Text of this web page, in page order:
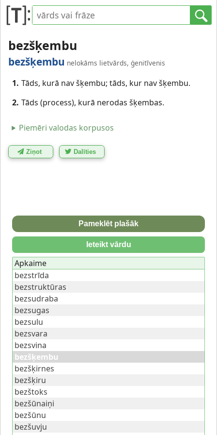
bezšķembu
bezšķembu nelokāms lietvārds, ģenitīvenis
1. Tāds, kurā nav šķembu; tāds, kur nav šķembu.
2. Tāds (process), kurā nerodas šķembas.
Piemēri valodas korpusos
Ziņot Dalīties
Pameklēt plašāk
Ieteikt vārdu
Apkaime
bezstrīda
bezstruktūras
bezsudraba
bezsugas
bezsulu
bezsvara
bezsvina
bezšķembu
bezšķirnes
bezšķiru
bezštoks
bezšūnaiņi
bezšūnu
bezšuvju